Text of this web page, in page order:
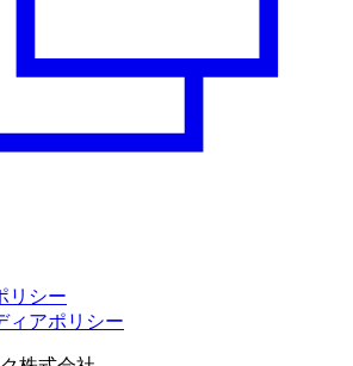
リシー
ィアポリシー